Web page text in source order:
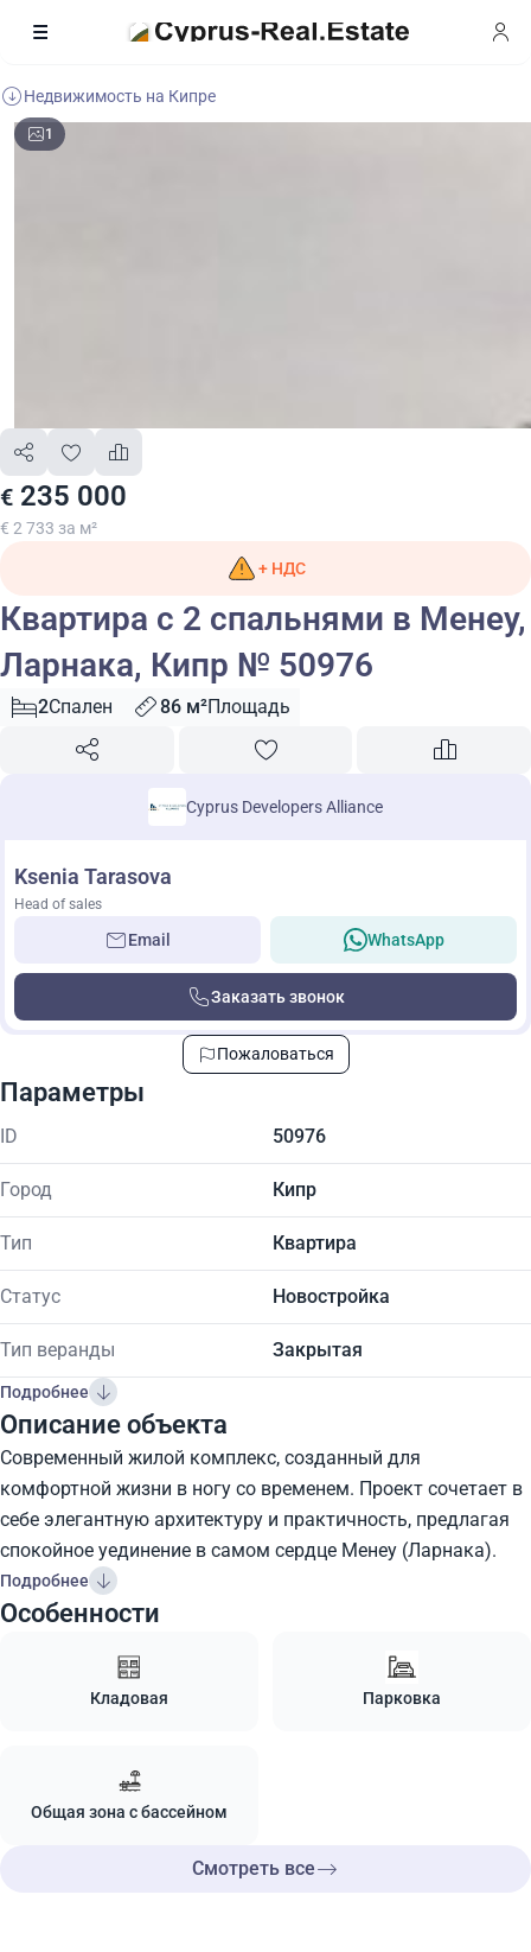
Недвижимость на Кипре
1
€ 235 000
€ 2 733 за м²
+ НДС
Квартира с 2 спальнями в Менеу,
Ларнака, Кипр № 50976
2Спален 86 м²Площадь
Cyprus Developers Alliance
Ksenia Tarasova
Head of sales
Email WhatsApp
Заказать звонок
Пожаловаться
Параметры
ID 50976
Город Кипр
Тип Квартира
Статус Новостройка
Тип веранды Закрытая
Подробнее
Описание объекта
Современный жилой комплекс, созданный для
комфортной жизни в ногу со временем. Проект сочетает в
себе элегантную архитектуру и практичность, предлагая
спокойное уединение в самом сердце Менеу (Ларнака).
Подробнее
Особенности
Кладовая Парковка
Общая зона с бассейном
Смотреть все